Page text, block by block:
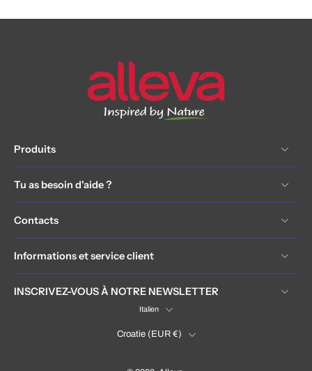
Produits
Tu as besoin d'aide ?
Contacts
Informations et service client
INSCRIVEZ-VOUS À NOTRE NEWSLETTER
Italien
Croatie ‎(EUR €)‎